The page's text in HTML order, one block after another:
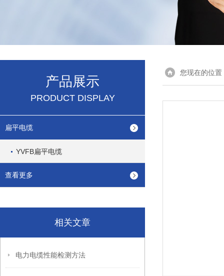
产品展示
PRODUCT DISPLAY
扁平电缆
YVFB扁平电缆
查看更多
相关文章
电力电缆性能检测方法
您现在的位置